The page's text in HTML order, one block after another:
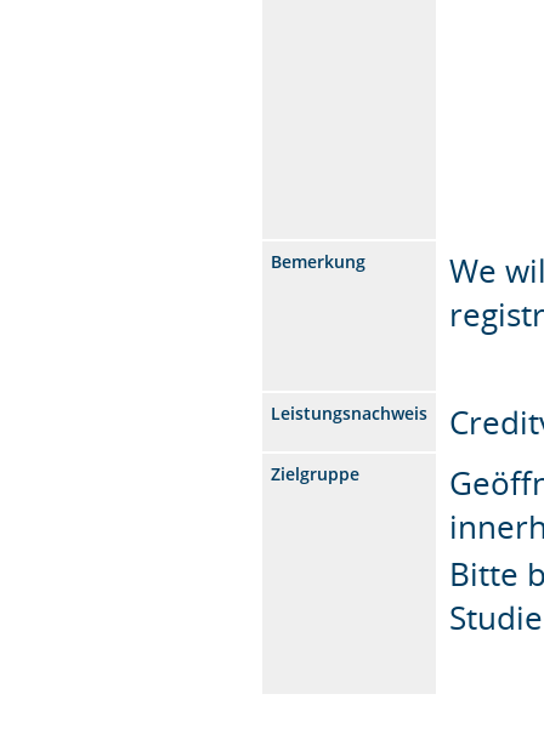
Bemerkung
We
Leistungsnachweis
Zielgruppe
Bitte